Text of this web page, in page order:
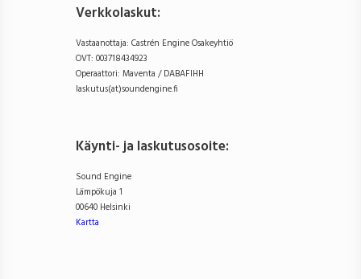
Verkkolaskut:
Vastaanottaja: Castrén Engine Osakeyhtiö
OVT: 003718434923
Operaattori: Maventa / DABAFIHH
laskutus(at)soundengine.fi
Käynti- ja laskutusosoite:
Sound Engine
Lämpökuja 1
00640 Helsinki
Kartta